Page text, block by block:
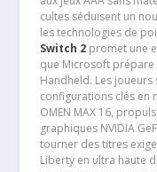
cultes séduisent un
les technologies de
Switch 2promet une
que Microsoft prépare
Handheld. Les joueurs
configurations clés en
OMEN MAX 16,
graphiques NVIDIA
tourner des titres
Liberty en ultra haute